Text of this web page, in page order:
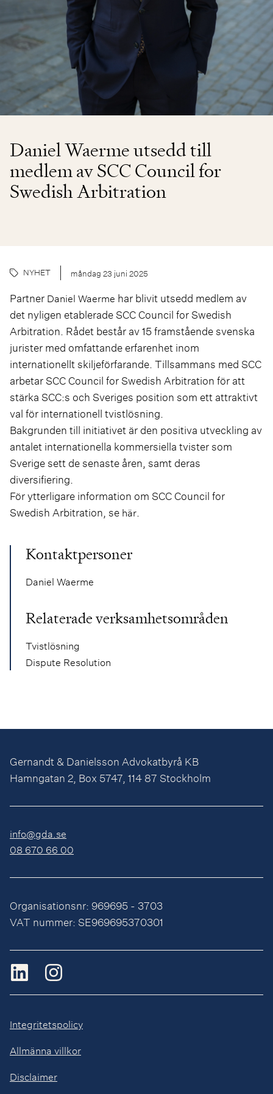
Daniel Waerme utsedd till
medlem av SCC Council for
Swedish Arbitration
NYHET måndag 23 juni 2025
Partner Daniel Waerme har blivit utsedd medlem av
det nyligen etablerade SCC Council for Swedish
Arbitration. Rådet består av 15 framstående svenska
jurister med omfattande erfarenhet inom
internationellt skiljeförfarande. Tillsammans med SCC
arbetar SCC Council for Swedish Arbitration för att
stärka SCC:s och Sveriges position som ett attraktivt
val för internationell tvistlösning.
Bakgrunden till initiativet är den positiva utveckling av
antalet internationella kommersiella tvister som
Sverige sett de senaste åren, samt deras
diversifiering.
För ytterligare information om SCC Council for
Swedish Arbitration, se här.
Kontaktpersoner
Daniel Waerme
Relaterade verksamhetsområden
Tvistlösning
Dispute Resolution
Gernandt & Danielsson Advokatbyrå KB
Hamngatan 2, Box 5747, 114 87 Stockholm
info@gda.se
08 670 66 00
Organisationsnr: 969695 - 3703
VAT nummer: SE969695370301
Integritetspolicy
Allmänna villkor
Disclaimer